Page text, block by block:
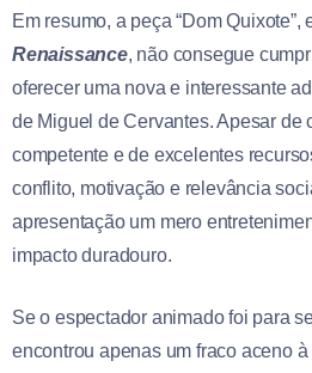
Em resumo, a peça “Dom Quixote”,
Renaissance, não consegue
oferecer uma nova e interessante
de Miguel de Cervantes. Apesar de
competente e de excelentes
conflito, motivação e relevância
apresentação um mero
impacto duradouro.
Se o espectador animado foi para
encontrou apenas um fraco aceno